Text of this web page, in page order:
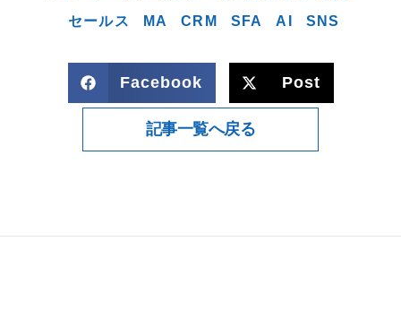
セールス
MA CRM SFA AI SNS
Facebook Post
記事一覧へ戻る